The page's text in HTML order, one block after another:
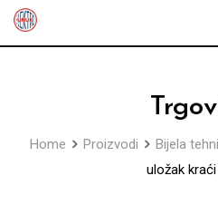
Skip
Home Proizvodi Bijela
uložak kraći